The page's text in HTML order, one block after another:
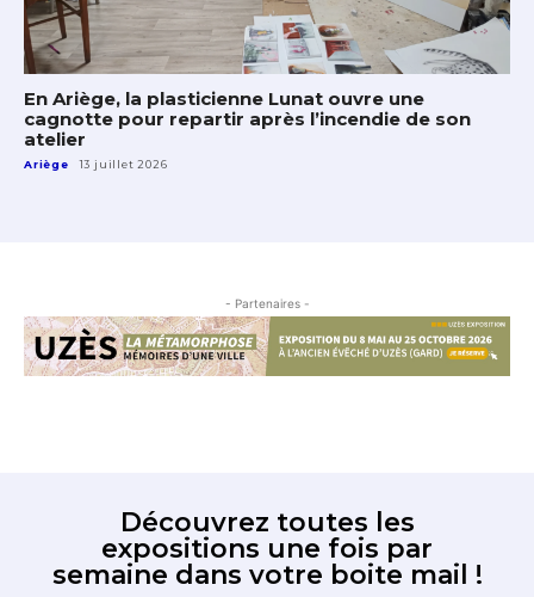
En Ariège, la plasticienne Lunat ouvre une
cagnotte pour repartir après l’incendie de son
atelier
Ariège 13 juillet 2026
- Partenaires -
Découvrez toutes les
expositions une fois par
semaine dans votre boite mail !